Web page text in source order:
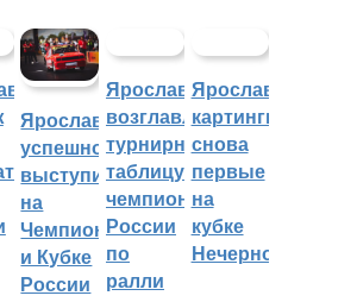
Ярославцы
успешно
выступили
на
Чемпионате
и Кубке
России
Ярославцы
возглавляют
турнирную
таблицу
чемпионата
России
по
ралли
Ярославские
картингисты
снова
первые
на
кубке
Нечерноземья